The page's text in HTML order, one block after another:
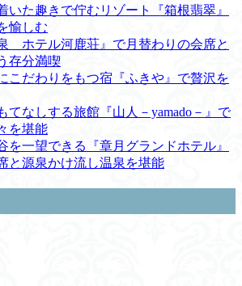
いた趣きで佇むリゾート『箱根翡翠』
愉しむ
ホテル河鹿荘』で月替わりの会席と
存分満喫
こだわりをもつ宿『ふきや』で贅沢を
てなしする旅館『山人－yamado－』で
を堪能
を一望できる『章月グランドホテル』
と源泉かけ流し温泉を堪能